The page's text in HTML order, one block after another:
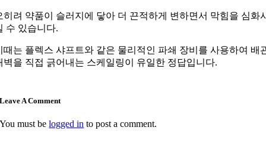
히려 약품이 슬러지에 닿아 더 끈적하게 변하면서 막힘을 심화
수 있습니다.
때는 플렉스 샤프트와 같은 물리적인 파쇄 장비를 사용하여 배
벽을 직접 긁어내는 스케일링이 유일한 정답입니다.
Leave A Comment
You must belogged in to post a comment.